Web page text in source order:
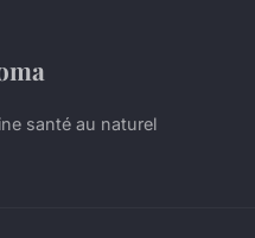
santé au naturel